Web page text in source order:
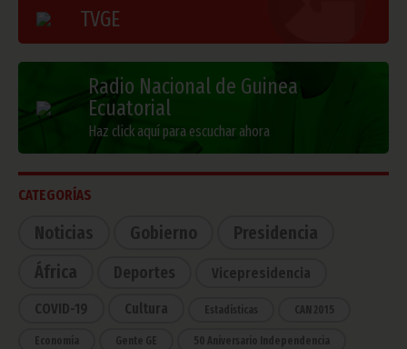
TVGE
Radio Nacional de Guinea
Ecuatorial
Haz click aquí para escuchar ahora
CATEGORÍAS
Noticias Gobierno
Presidencia
África
Deportes Vicepresidencia
COVID-19 Cultura Estadísticas CAN 2015
Economía Gente GE 50 Aniversario Independencia